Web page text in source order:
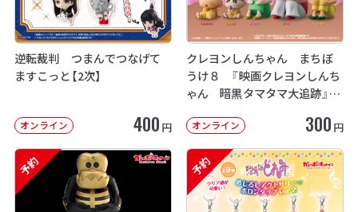
逆転裁判 つまんでつなげて
ますこっと【2次】
オンライン 400 円
クレヨンしんちゃん まちぼ
うけ８ 『映画クレヨンしんち
ゃん 暗黒タマタマ大追跡』【2
オンライン 300 円
予約 予約